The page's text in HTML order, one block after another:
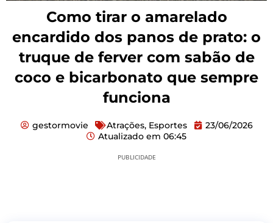
Como tirar o amarelado
encardido dos panos de prato: o
truque de ferver com sabão de
coco e bicarbonato que sempre
funciona
gestormovie Atrações, Esportes
23/06/2026
Atualizado em 06:45
PUBLICIDADE